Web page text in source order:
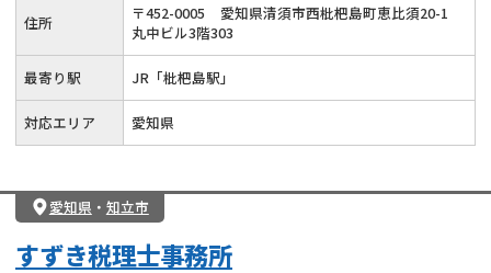
住所 〒452-0005
愛知県清須市西枇杷島町恵比須20-1
丸中ビル3階303
最寄り駅 JR「枇杷島駅」
対応エリア 愛知県
愛知県 ・ 知立市
すずき税理士事務所